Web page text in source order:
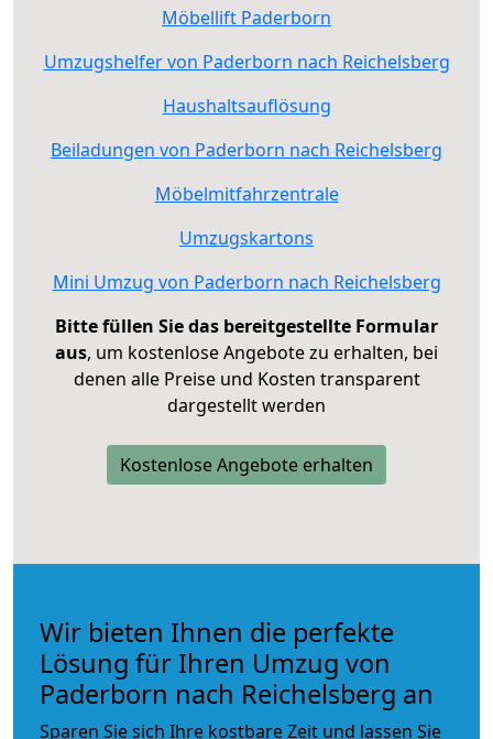
Möbellift Paderborn
Umzugshelfer von Paderborn nach Reichelsberg
Haushaltsauflösung
Beiladungen von Paderborn nach Reichelsberg
Möbelmitfahrzentrale
Umzugskartons
Mini Umzug von Paderborn nach Reichelsberg
Bitte füllen Sie das bereitgestellte Formular
aus, um kostenlose Angebote zu erhalten, bei
denen alle Preise und Kosten transparent
dargestellt werden
Kostenlose Angebote erhalten
Wir bieten Ihnen die perfekte
Lösung für Ihren Umzug von
Paderborn nach Reichelsberg an
Sparen Sie sich Ihre kostbare Zeit und lassen Sie